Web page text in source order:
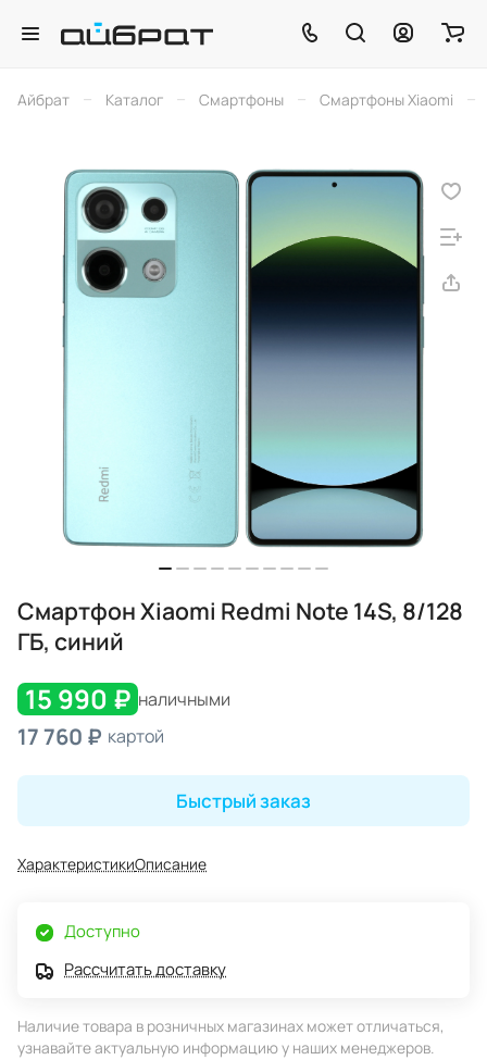
Айбрат – Каталог – Смартфоны – Смартфоны Xiaomi –
Смартфон Xiaomi Redmi Note 14S, 8/128
ГБ, синий
15 990 ₽ наличными
17 760 ₽ картой
Быстрый заказ
ХарактеристикиОписание
Доступно
Рассчитать доставку
Наличие товара в розничных магазинах может отличаться,
узнавайте актуальную информацию у наших менеджеров.